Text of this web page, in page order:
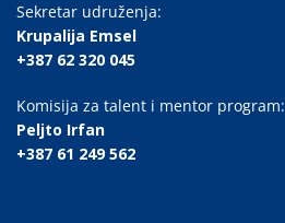
Sekretar udruženja:
Krupalija Emsel
+387 62 320 045
Komisija za talent i mentor program:
Peljto Irfan
+387 61 249 562